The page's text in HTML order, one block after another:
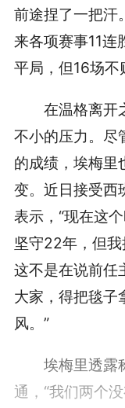
前途捏了一把汗
来各项赛事11连
平局，但16场不
在温格离开
不小的压力。尽
的成绩，埃梅里
变。近日接受西
表示，“现在这
坚守22年，但我
这不是在说前任
大家，得把毯子
风。”
埃梅里透露
通，“我们两个